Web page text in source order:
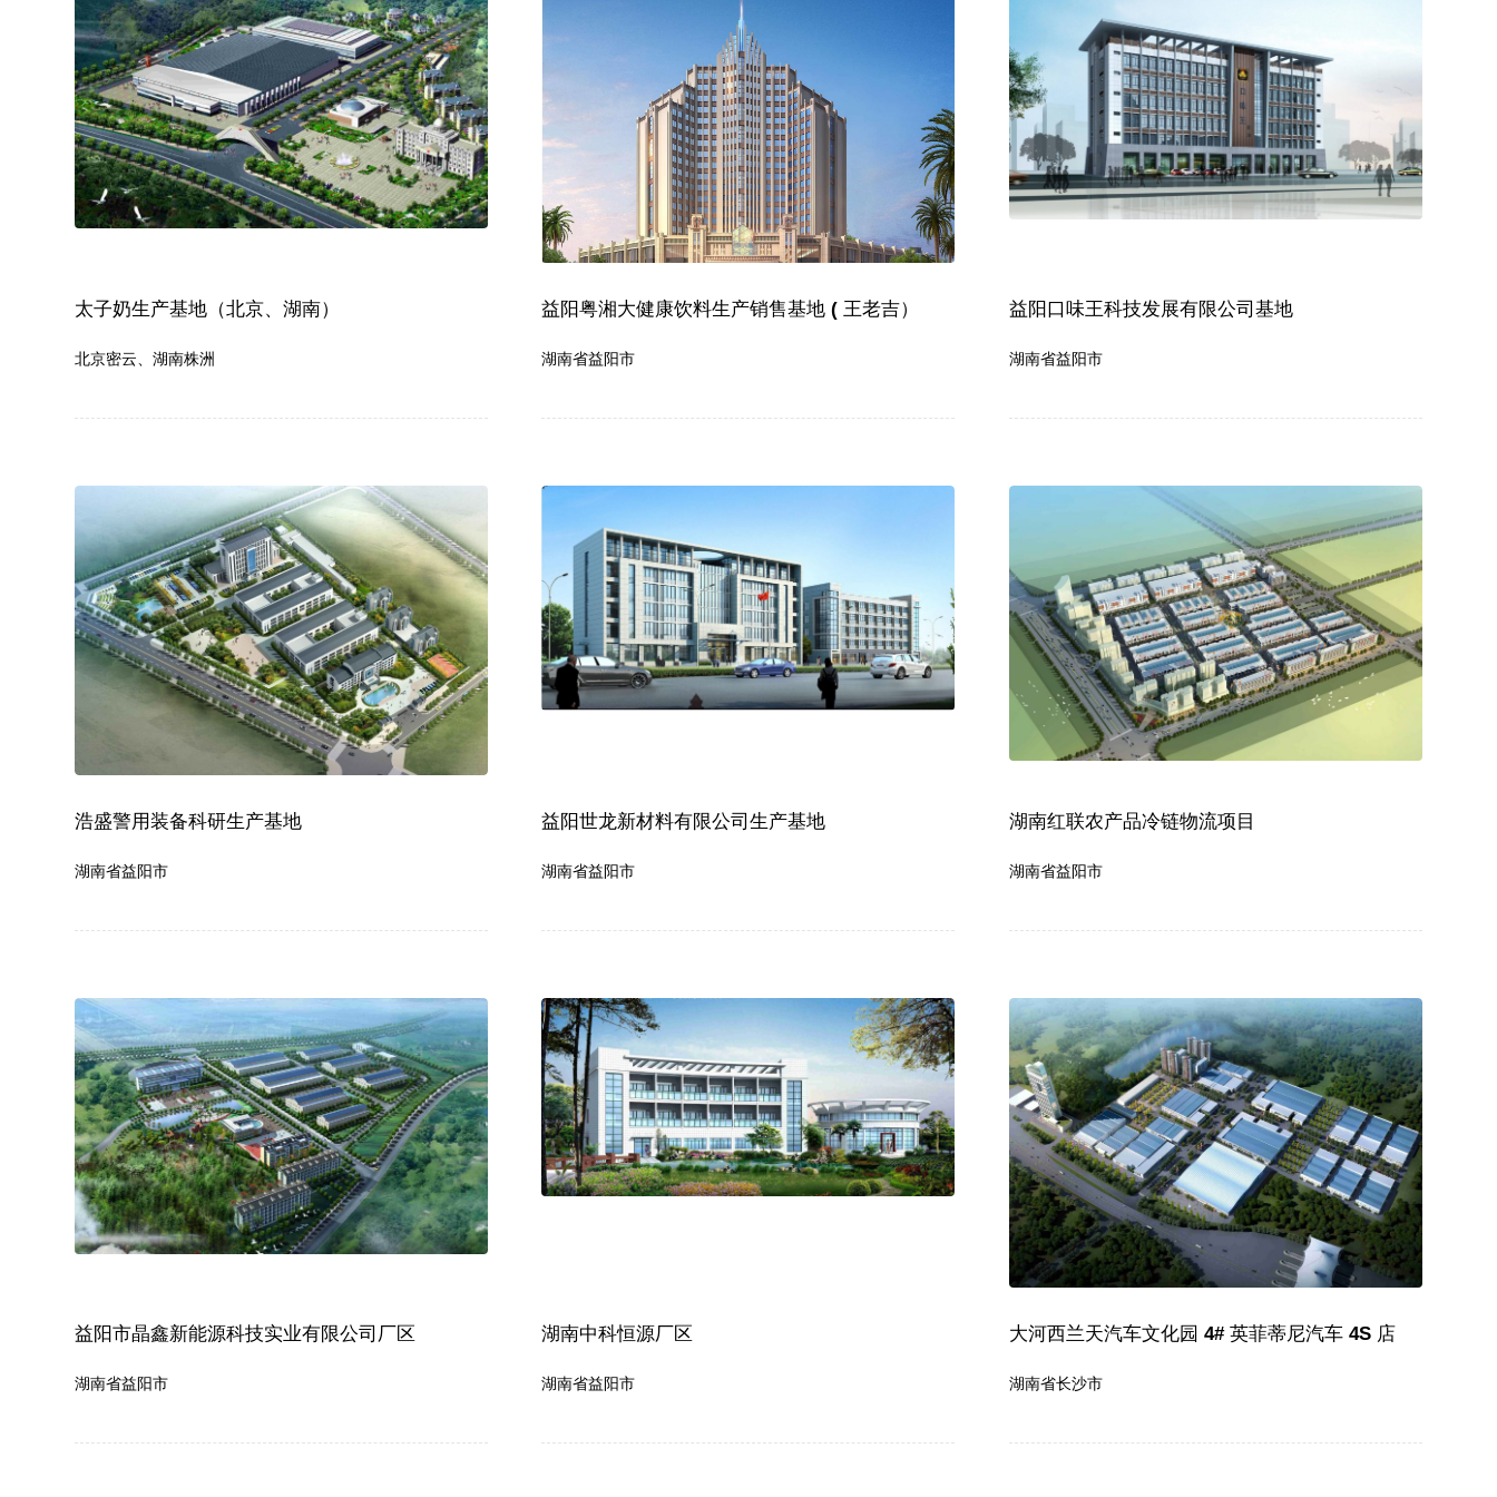
太子奶生产基地（北京、湖南）
北京密云、湖南株洲
益阳粤湘大健康饮料生产销售基地 ( 王老吉）
湖南省益阳市
益阳口味王科技发展有限公司基地
湖南省益阳市
浩盛警用装备科研生产基地
湖南省益阳市
益阳世龙新材料有限公司生产基地
湖南省益阳市
湖南红联农产品冷链物流项目
湖南省益阳市
益阳市晶鑫新能源科技实业有限公司厂区
湖南省益阳市
湖南中科恒源厂区
湖南省益阳市
大河西兰天汽车文化园 4# 英菲蒂尼汽车 4S 店
湖南省长沙市